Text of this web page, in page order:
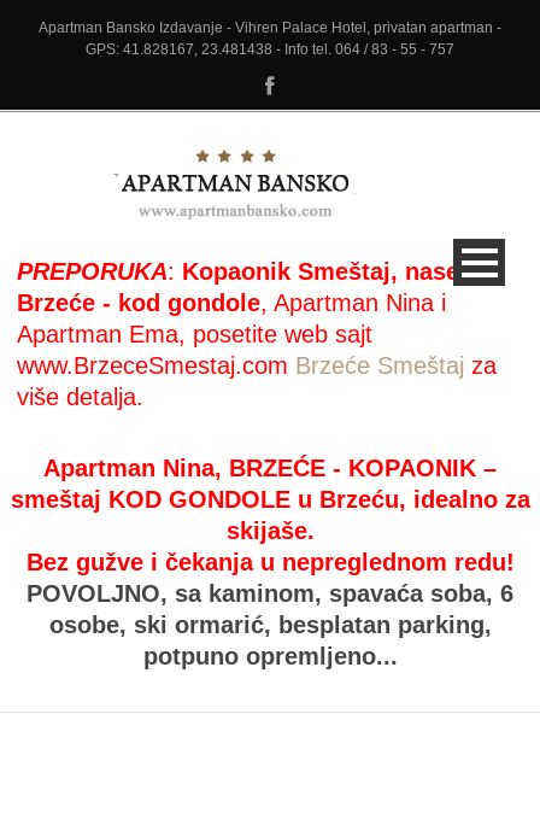
Apartman Bansko Izdavanje - Vihren Palace Hotel, privatan apartman -
GPS: 41.828167, 23.481438 - Info tel. 064 / 83 - 55 - 757
PREPORUKA: Kopaonik Smeštaj, naselje
Brzeće - kod gondole, Apartman Nina i
Apartman Ema, posetite web sajt
www.BrzeceSmestaj.com Brzeće Smeštaj za
više detalja.
Apartman Nina, BRZEĆE - KOPAONIK –
smeštaj KOD GONDOLE u Brzeću, idealno za
skijaše.
Bez gužve i čekanja u nepreglednom redu!
POVOLJNO, sa kaminom, spavaća soba, 6
osobe, ski ormarić, besplatan parking,
potpuno opremljeno...